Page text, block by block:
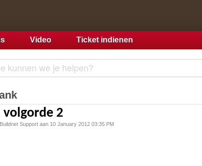
Video Ticket indienen
volgorde 2
Support aan 10 January 2012 03:35 PM